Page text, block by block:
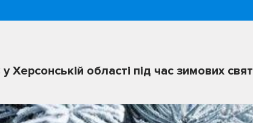
області під час зимових свят